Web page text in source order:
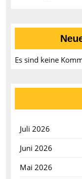
Es sind keine
Juli 2026
Juni 2026
Mai 2026